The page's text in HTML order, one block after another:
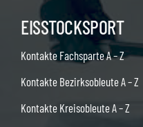
EISSTOCKSPORT
Kontakte Fachsparte A – Z
Kontakte Bezirksobleute A – Z
Kontakte Kreisobleute A – Z